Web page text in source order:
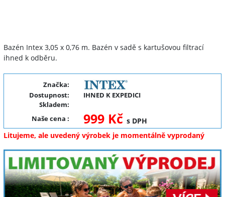
Bazén Intex 3,05 x 0,76 m. Bazén v sadě s kartušovou filtrací
ihned k odběru.
Značka:
Dostupnost:
IHNED K EXPEDICI
Skladem:
Naše cena : 999 Kč s DPH
Litujeme, ale uvedený výrobek je momentálně vyprodaný